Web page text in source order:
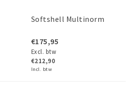
Softshell Multinorm
€175,95
Excl. btw
€212,90
Incl. btw